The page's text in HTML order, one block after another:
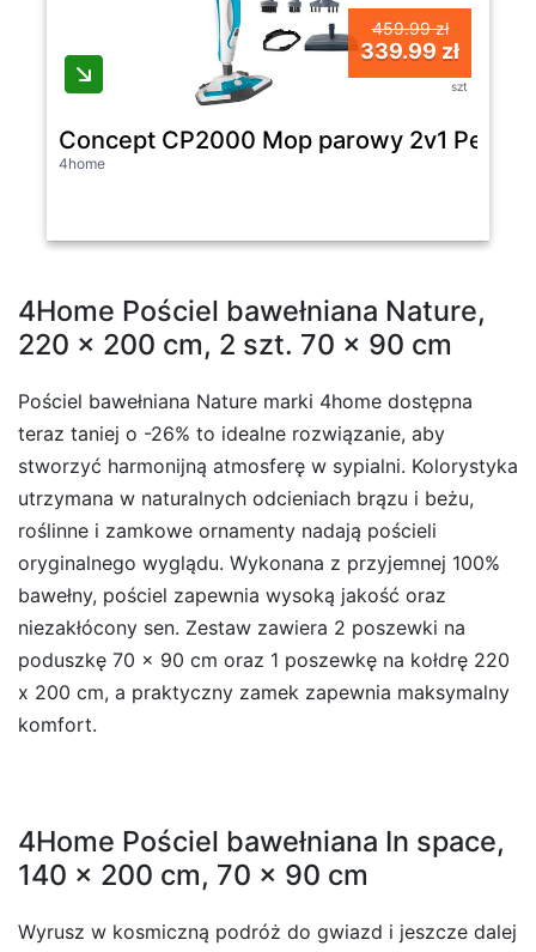
459.99 zł
339.99 zł
szt
Concept CP2000 Mop parowy 2v1
4home
4Home Pościel bawełniana Nature,
220 x 200 cm, 2 szt. 70 x 90 cm
Pościel bawełniana Nature marki 4home dostępna
teraz taniej o -26% to idealne rozwiązanie, aby
stworzyć harmonijną atmosferę w sypialni. Kolorystyka
utrzymana w naturalnych odcieniach brązu i beżu,
roślinne i zamkowe ornamenty nadają pościeli
oryginalnego wyglądu. Wykonana z przyjemnej 100%
bawełny, pościel zapewnia wysoką jakość oraz
niezakłócony sen. Zestaw zawiera 2 poszewki na
poduszkę 70 x 90 cm oraz 1 poszewkę na kołdrę 220
x 200 cm, a praktyczny zamek zapewnia maksymalny
komfort.
4Home Pościel bawełniana In space,
140 x 200 cm, 70 x 90 cm
Wyrusz w kosmiczną podróż do gwiazd i jeszcze dalej